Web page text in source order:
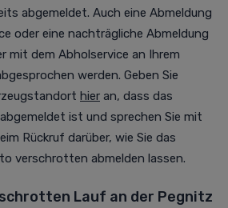
abgemeldet. Auch eine Abmeldung
oder eine nachträgliche Abmeldung
mit dem Abholservice an Ihrem
werden. Geben Sie
hier an, dass das
ist und sprechen Sie mit
Rückruf darüber, wie Sie das
verschrotten abmelden lassen.
Lauf an der Pegnitz